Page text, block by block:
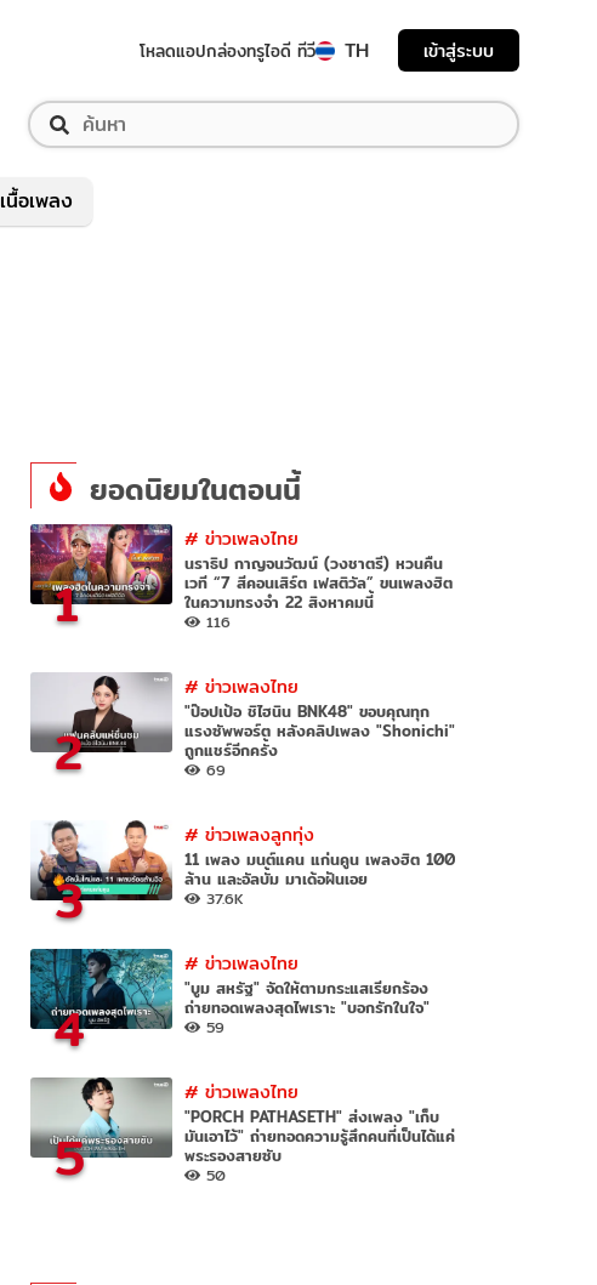
โหลดแอปกล่องทรูไอดี ทีวี TH เข้าสู่ระบบ
เนื้อเพลง
ยอดนิยมในตอนนี้
1
# ข่าวเพลงไทย
นราธิป กาญจนวัฒน์ (วงชาตรี) หวนคืน
เวที “7 สีคอนเสิร์ต เฟสติวัล” ขนเพลงฮิต
ในความทรงจำ 22 สิงหาคมนี้
116
2
# ข่าวเพลงไทย
"ป๊อปเป้อ ชิไฮนิน BNK48" ขอบคุณทุก
แรงซัพพอร์ต หลังคลิปเพลง "Shonichi"
ถูกแชร์อีกครั้ง
69
3
# ข่าวเพลงลูกทุ่ง
11 เพลง มนต์แคน แก่นคูน เพลงฮิต 100
ล้าน และอัลบั้ม มาเด้อฝันเอย
37.6K
4
# ข่าวเพลงไทย
"บูม สหรัฐ" จัดให้ตามกระแสเรียกร้อง
ถ่ายทอดเพลงสุดไพเราะ "บอกรักในใจ"
59
5
# ข่าวเพลงไทย
"PORCH PATHASETH" ส่งเพลง "เก็บ
มันเอาไว้" ถ่ายทอดความรู้สึกคนที่เป็นได้แค่
พระรองสายซับ
50